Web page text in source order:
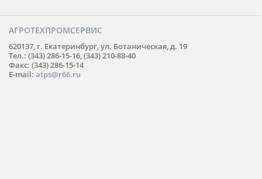
АГРОТЕХПРОМСЕРВИС
620137, г. Екатеринбург, ул. Ботаническая, д. 19
Тел.: (343) 286-15-16, (343) 210-88-40
Факс: (343) 286-15-14
E-mail: atps@r66.ru